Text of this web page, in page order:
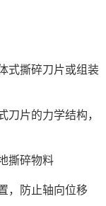
式撕碎刀片或组装
片的力学结构，
撕碎物料
，防止轴向位移